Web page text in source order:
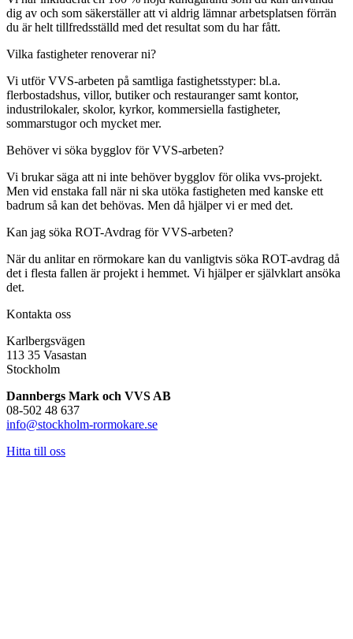
dig av och som säkerställer att vi aldrig lämnar arbetsplatsen förrän
du är helt tillfredsställd med det resultat som du har fått.
Vilka fastigheter renoverar ni?
Vi utför VVS-arbeten på samtliga fastighetsstyper: bl.a.
flerbostadshus, villor, butiker och restauranger samt kontor,
industrilokaler, skolor, kyrkor, kommersiella fastigheter,
sommarstugor och mycket mer.
Behöver vi söka bygglov för VVS-arbeten?
Vi brukar säga att ni inte behöver bygglov för olika vvs-projekt.
Men vid enstaka fall när ni ska utöka fastigheten med kanske ett
badrum så kan det behövas. Men då hjälper vi er med det.
Kan jag söka ROT-Avdrag för VVS-arbeten?
När du anlitar en rörmokare kan du vanligtvis söka ROT-avdrag då
det i flesta fallen är projekt i hemmet. Vi hjälper er självklart ansöka
det.
Kontakta oss
Karlbergsvägen
113 35 Vasastan
Stockholm
Dannbergs Mark och VVS AB
08-502 48 637
info@stockholm-rormokare.se
Hitta till oss